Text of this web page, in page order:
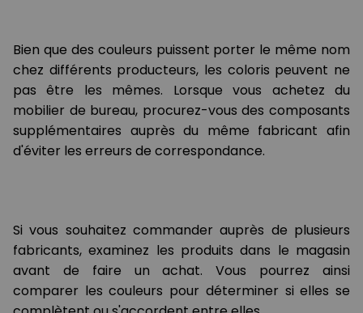
Bien que des couleurs puissent porter le même nom
chez différents producteurs, les coloris peuvent ne
pas être les mêmes. Lorsque vous achetez du
mobilier de bureau, procurez-vous des composants
supplémentaires auprès du même fabricant afin
d'éviter les erreurs de correspondance.
Si vous souhaitez commander auprès de plusieurs
fabricants, examinez les produits dans le magasin
avant de faire un achat. Vous pourrez ainsi
comparer les couleurs pour déterminer si elles se